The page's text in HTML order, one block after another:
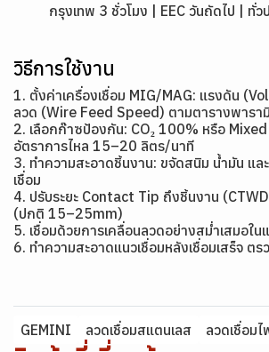
กรุงเทพ 3 ชั่วโมง | EEC วันถัดไป | ทั่ว
วิธีการใช้งาน
1. ตั้งค่าเครื่องเชื่อม MIG/MAG: แรงดัน
ลวด (Wire Feed Speed) ตามตารางพารา
2. เลือกก๊าซป้องกัน: CO₂ 100% หรือ
อัตราการไหล 15–20 ลิตร/นาที
3. ทำความสะอาดชิ้นงาน: ขจัดสนิม น้ำมัน แ
เชื่อม
4. ปรับระยะ Contact Tip ถึงชิ้นงาน
(ปกติ 15–25mm)
5. เชื่อมด้วยการเคลื่อนลวดอย่างสม่ำเสมอใ
6. ทำความสะอาดแนวเชื่อมหลังเชื่อมเสร็จ ต
GEMINI ลวดเชื่อมสแตนเลส ลวดเชื่อม